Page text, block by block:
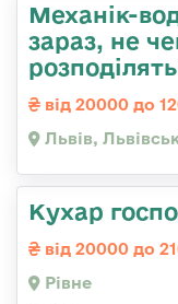
Механік-
зараз, не
від 20000 до
Львів,
Кухар
від 20000 до
Рівне